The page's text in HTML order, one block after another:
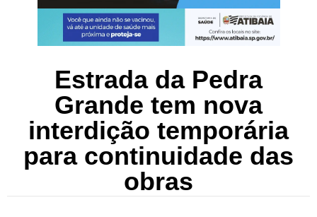
Estrada da Pedra
Grande tem nova
interdição temporária
para continuidade das
obras